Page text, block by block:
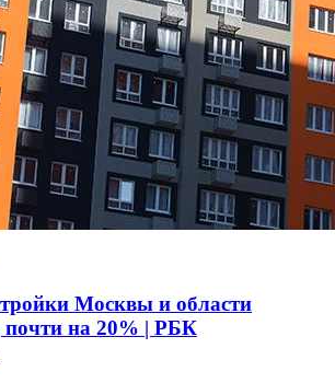
Москвы и области
почти на 20% | РБК